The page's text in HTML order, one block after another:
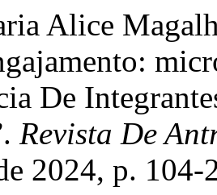
Alice
De
Revista De
2024, p.